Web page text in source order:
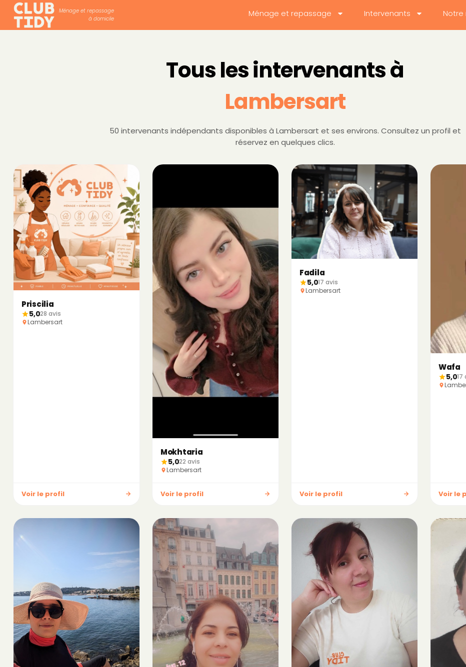
Ménage et repassage
à domicile
Ménage et repassage Intervenants
Tous les intervenants à
Lambersart
50 intervenants indépendants disponibles à Lambersart et ses environs. Consultez un profil et
réservez en quelques clics.
Priscilia
5,028 avis
Lambersart
Voir le profil
Mokhtaria
5,022 avis
Lambersart
Voir le profil
Fadila
5,017 avis
Lambersart
Voir le profil
Wafa
5,017
Voir le